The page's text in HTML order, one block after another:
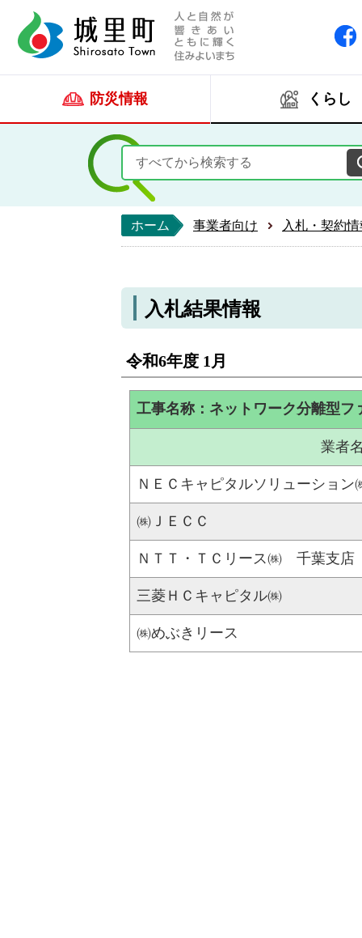
防災情報 くらし
ホーム 事業者向け 入札・契約
入札結果情報
令和6年度 1月
工事名称：ネットワーク分離型
業者
ＮＥＣキャピタルソリューショ
㈱ＪＥＣＣ
ＮＴＴ・ＴＣリース㈱ 千葉支店
三菱ＨＣキャピタル㈱
㈱めぶきリース